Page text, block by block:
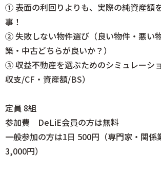
① 表面の利回りよりも、実際の純資産額
事！
② 失敗しない物件選び（良い物件・悪い
築・中古どちらが良いか？）
③ 収益不動産を選ぶためのシミュレーシ
収支/CF・資産額/BS）
定員 8組
参加費 DeLiE会員の方は無料
一般参加の方は1日 500円（専門家・関係
3,000円）